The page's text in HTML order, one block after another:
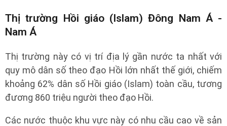
Thị trường Hồi giáo (Islam) Đông Nam Á -
Nam Á
Thị trường này có vị trí địa lý gần nước ta nhất với
quy mô dân số theo đạo Hồi lớn nhất thế giới, chiếm
khoảng 62% dân số Hồi giáo (Islam) toàn cầu, tương
đương 860 triệu người theo đạo Hồi.
Các nước thuộc khu vực này có nhu cầu cao về sản